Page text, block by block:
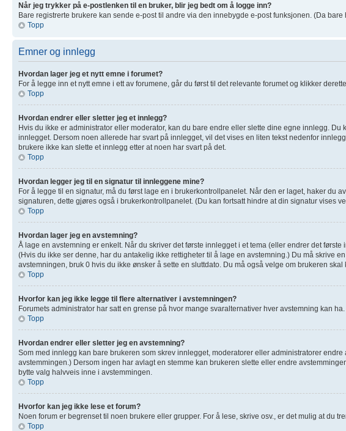
Når jeg trykker på e-postlenken til en bruker, blir jeg bedt om å logge inn?
Bare registrerte brukere kan sende e-post til andre via den innebygde e-post funksjonen. (Da
Topp
Emner og innlegg
Hvordan lager jeg et nytt emne i forumet?
For å legge inn et nytt emne i ett av forumene, går du først til det relevante forumet og klikker
Topp
Hvordan endrer eller sletter jeg et innlegg?
Hvis du ikke er administrator eller moderator, kan du bare endre eller slette dine egne innlegg.
innlegget. Dersom noen allerede har svart på innlegget, vil det vises en liten tekst nedenfor
brukere ikke kan slette et innlegg etter at noen har svart på det.
Topp
Hvordan legger jeg til en signatur til innleggene mine?
For å legge til en signatur, må du først lage en i brukerkontrollpanelet. Når den er laget, haker du
signaturen, dette gjøres også i brukerkontrollpanelet. (Du kan fortsatt hindre at din signatur vises
Topp
Hvordan lager jeg en avstemning?
Å lage en avstemning er enkelt. Når du skriver det første innlegget i et tema (eller endrer det
(Hvis du ikke ser denne, har du antakelig ikke rettigheter til å lage en avstemning.) Du må skrive
avstemningen, bruk 0 hvis du ikke ønsker å sette en sluttdato. Du må også velge om brukeren
Topp
Hvorfor kan jeg ikke legge til flere alternativer i avstemningen?
Forumets administrator har satt en grense på hvor mange svaralternativer hver avstemning kan
Topp
Hvordan endrer eller sletter jeg en avstemning?
Som med innlegg kan bare brukeren som skrev innlegget, moderatorer eller administratorer
avstemmingen.) Dersom ingen har avlagt en stemme kan brukeren slette eller endre
bytte valg halvveis inne i avstemmingen.
Topp
Hvorfor kan jeg ikke lese et forum?
Noen forum er begrenset til noen brukere eller grupper. For å lese, skrive osv., er det mulig at du
Topp